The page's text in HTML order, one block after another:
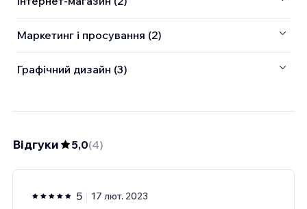
Маркетинг і просування (2)
Графічний дизайн (3)
Відгуки 5,0(4)
5 17 лют. 2023